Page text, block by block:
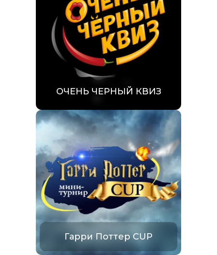
ОЧЕНЬ ЧЕРНЫЙ КВИЗ
Гарри Поттер CUP